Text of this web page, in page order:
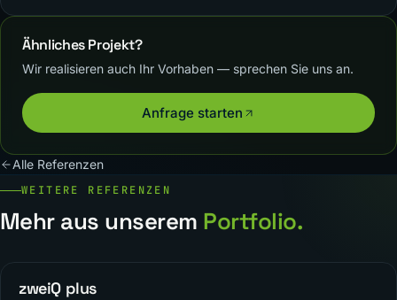
Ähnliches Projekt?
Wir realisieren auch Ihr Vorhaben — sprechen Sie uns an.
Anfrage starten
Alle Referenzen
WEITERE REFERENZEN
Mehr aus unserem Portfolio.
WEBDESIGN
zweiQ plus